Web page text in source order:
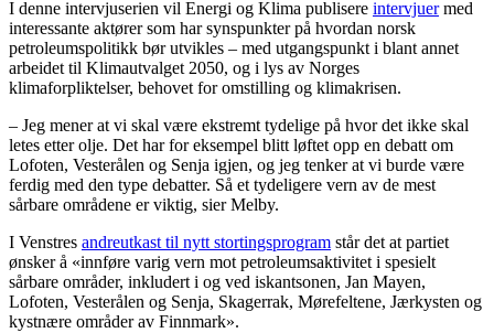
I denne intervjuserien vil Energi og Klima publisere intervjuermed
interessante aktører som har synspunkter på hvordan norsk
petroleumspolitikk bør utvikles – med utgangspunkt i blant annet
arbeidet til Klimautvalget 2050, og i lys av Norges
klimaforpliktelser, behovet for omstilling og klimakrisen.
– Jeg mener at vi skal være ekstremt tydelige på hvor det ikke skal
letes etter olje. Det har for eksempel blitt løftet opp en debatt om
Lofoten, Vesterålen og Senja igjen, og jeg tenker at vi burde være
ferdig med den type debatter. Så et tydeligere vern av de mest
sårbare områdene er viktig, sier Melby.
I Venstres andreutkast til nytt stortingsprogram står det at partiet
ønsker å «innføre varig vern mot petroleumsaktivitet i spesielt
sårbare områder, inkludert i og ved iskantsonen, Jan Mayen,
Lofoten, Vesterålen og Senja, Skagerrak, Mørefeltene, Jærkysten og
kystnære områder av Finnmark».